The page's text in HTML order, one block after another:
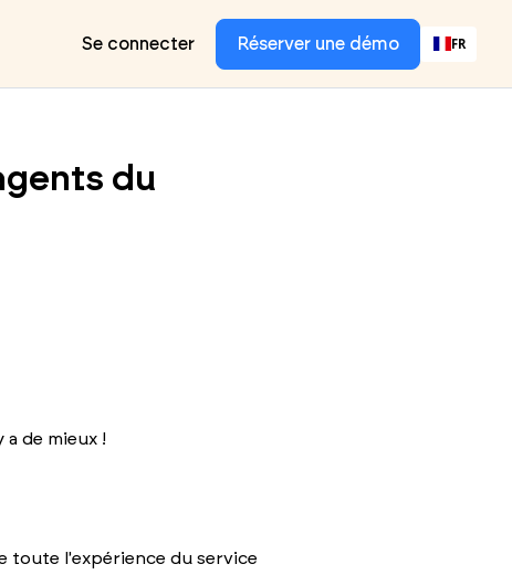
Se connecter Réserver une démo FR
du
a de mieux !
toute l'expérience du service